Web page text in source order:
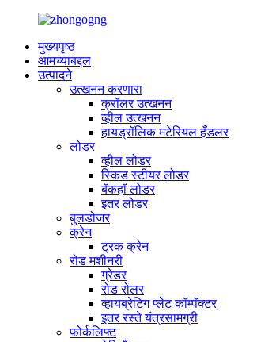
मुख्यपृष्ठ
आमच्याबद्दल
उत्पादने
उत्खनन करणारा
क्रॉलर उत्खनन
व्हील उत्खनन
हायड्रॉलिक मटेरियल हँडलर
लोडर
व्हील लोडर
स्किड स्टीयर लोडर
बॅकहॉ लोडर
इतर लोडर
बुलडोजर
क्रेन
ट्रक क्रेन
रोड मशीनरी
ग्रेडर
रोड रोलर
व्हायब्रेटिंग प्लेट कॉम्पॅक्टर
इतर रस्ते यंत्रसामग्री
फोर्कलिफ्ट